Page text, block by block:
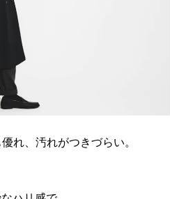
れ、汚れがつきづらい。